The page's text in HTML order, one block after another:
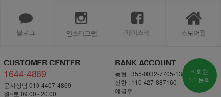
CUSTOMER CENTER
1644-4869
문자상담 010-4407-4869
월~토 09:00 - 20:00
BANK ACCOUNT
농협 : 355-0032-7705-13
신한 : 110-427-887160
예금주 :
비회원
1:1 문의